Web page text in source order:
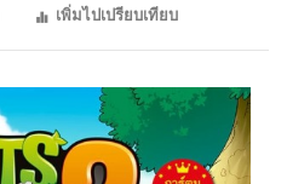
เพิ่มไปเปรียบเทียบ